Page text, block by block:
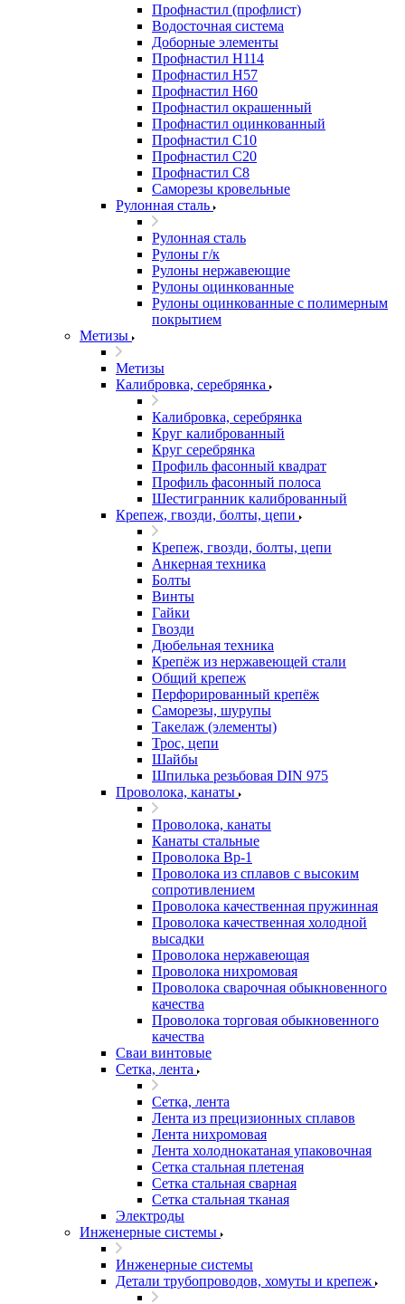
Профнастил (профлист)
Водосточная система
Доборные элементы
Профнастил Н114
Профнастил Н57
Профнастил Н60
Профнастил окрашенный
Профнастил оцинкованный
Профнастил С10
Профнастил С20
Профнастил С8
Саморезы кровельные
Рулонная сталь
Рулонная сталь
Рулоны г/к
Рулоны нержавеющие
Рулоны оцинкованные
Рулоны оцинкованные с полимерным
покрытием
Метизы
Метизы
Калибровка, серебрянка
Калибровка, серебрянка
Круг калиброванный
Круг серебрянка
Профиль фасонный квадрат
Профиль фасонный полоса
Шестигранник калиброванный
Крепеж, гвозди, болты, цепи
Крепеж, гвозди, болты, цепи
Анкерная техника
Болты
Винты
Гайки
Гвозди
Дюбельная техника
Крепёж из нержавеющей стали
Общий крепеж
Перфорированный крепёж
Саморезы, шурупы
Такелаж (элементы)
Трос, цепи
Шайбы
Шпилька резьбовая DIN 975
Проволока, канаты
Проволока, канаты
Канаты стальные
Проволока Вр-1
Проволока из сплавов с высоким
сопротивлением
Проволока качественная пружинная
Проволока качественная холодной
высадки
Проволока нержавеющая
Проволока нихромовая
Проволока сварочная обыкновенного
качества
Проволока торговая обыкновенного
качества
Сваи винтовые
Сетка, лента
Сетка, лента
Лента из прецизионных сплавов
Лента нихромовая
Лента холоднокатаная упаковочная
Сетка стальная плетеная
Сетка стальная сварная
Сетка стальная тканая
Электроды
Инженерные системы
Инженерные системы
Детали трубопроводов, хомуты и крепеж